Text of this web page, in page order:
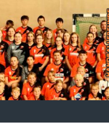
zum
Inhalt